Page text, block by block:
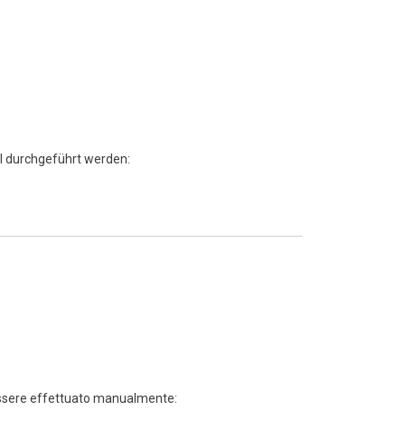
durchgeführt werden:
effettuato manualmente: